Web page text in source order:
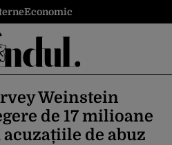
Economic
Weinstein
de 17 milioane
de abuz